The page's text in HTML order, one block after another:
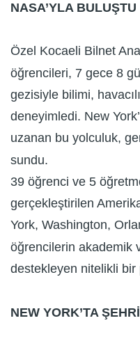
NASA’YLA BULUŞTU
Özel Kocaeli Bilnet
öğrencileri, 7 gece 8
gezisiyle bilimi,
deneyimledi. New
uzanan bu yolculuk,
sundu.
39 öğrenci ve 5
gerçekleştirilen
York, Washington,
öğrencilerin akademik
destekleyen nitelikli bir
NEW YORK’TA